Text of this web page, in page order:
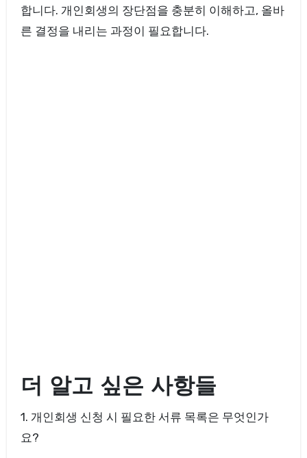
합니다. 개인회생의 장단점을 충분히 이해하고, 올바
른 결정을 내리는 과정이 필요합니다.
더 알고 싶은 사항들
1. 개인회생 신청 시 필요한 서류 목록은 무엇인가
요?